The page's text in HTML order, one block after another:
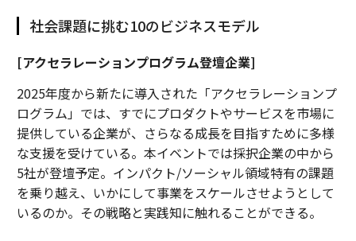
社会課題に挑む10のビジネスモデル
[アクセラレーションプログラム登壇企業]
2025年度から新たに導入された「アクセラレーションプ
ログラム」では、すでにプロダクトやサービスを市場に
提供している企業が、さらなる成長を目指すために多様
な支援を受けている。本イベントでは採択企業の中から
5社が登壇予定。インパクト/ソーシャル領域特有の課題
を乗り越え、いかにして事業をスケールさせようとして
いるのか。その戦略と実践知に触れることができる。